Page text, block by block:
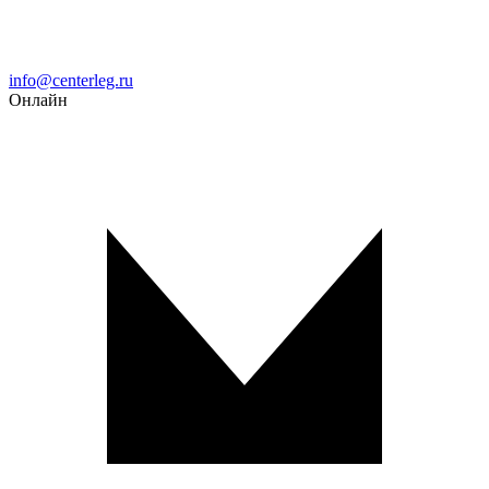
Email
info@centerleg.ru
Онлайн